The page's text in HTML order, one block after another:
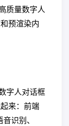
质量数字人
预渲染内
字人对话框
来：前端
识别、